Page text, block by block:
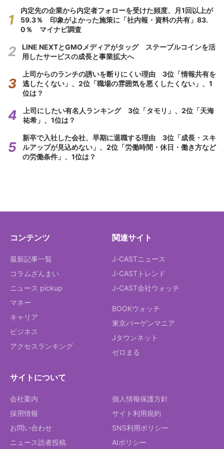
内定先の企業から内定者フォローを受けた頻度、月1回以上が
59.3％ 印象がよかった施策に「社内報・資料の共有」83.
0％ マイナビ調査
LINE NEXTとGMOメディアがタッグ ステーブルコインを活
用したサービスの成長と事業拡大へ
上司からのランチの誘いを断りにくい理由 3位「情報共有を
逃したくない」、2位「職場の雰囲気を悪くしたくない」、1
位は？
上司にしたい有名人ランキング 3位「タモリ」、2位「天海
祐希」、1位は？
新卒で入社した会社、早期に退職する理由 3位「成長・スキ
ルアップが見込めない」、2位「労働時間・休日・働き方など
の労働条件」、1位は？
コンテンツ
最新記事一覧
コラムざんまい
ニュース pickup
マネー
キャリア
ビジネス
アクセスランキング
関連サイト
J-CASTニュース
J-CASTトレンド
J-CAST会社ウォッチ
BOOKウォッチ
東京バーゲンマニア
Jタウンネット
ゼロまる
サイトについて
会社案内
採用情報
お問い合わせ
ニュース読者投稿
個人情報保護方針
サイト利用規約
SNS利用ポリシー
AIポリシー